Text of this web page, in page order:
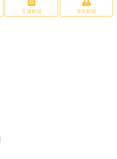
主婦歓迎 学生歓迎